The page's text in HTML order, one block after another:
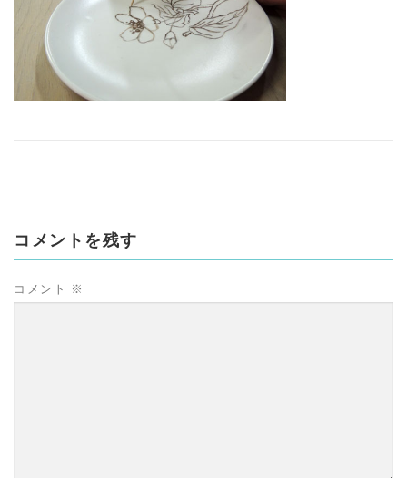
コメントを残す
コメント ※